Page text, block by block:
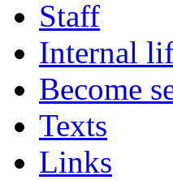
Staff
Internal
Become
Texts
Links